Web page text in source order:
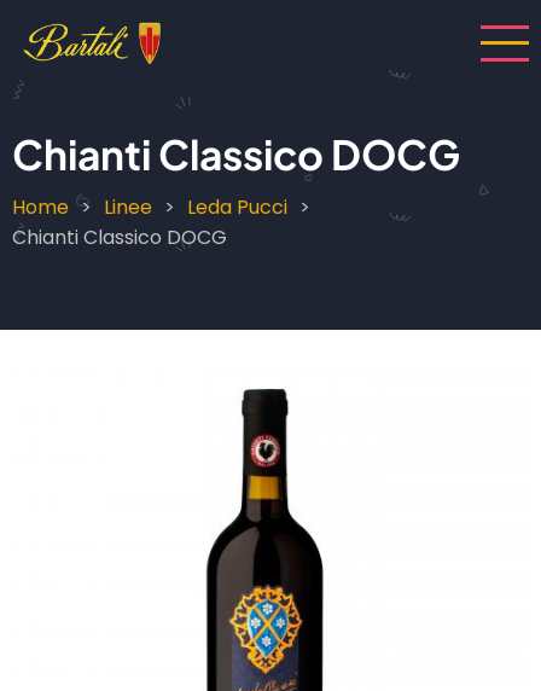
contenuto
principale
Chianti Classico DOCG
Briciole
Home Linee
Leda Pucci
Chianti Classico DOCG